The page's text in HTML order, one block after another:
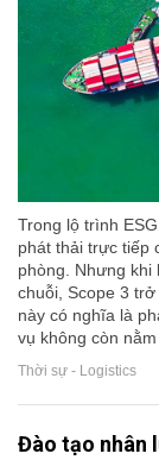
Trong lộ trình
phát thải trực tiếp
phòng. Nhưng khi
chuỗi, Scope 3
này có nghĩa là
vụ không còn
Thời sự - Logistics
Đào tạo nhân